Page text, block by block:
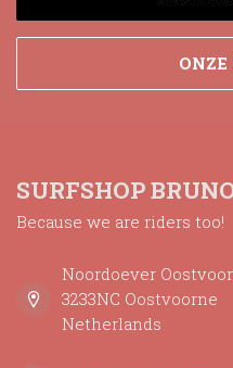
SURFSHOP
Because we are riders too!
Noordoever
3233NC Oostvoorne
Netherlands